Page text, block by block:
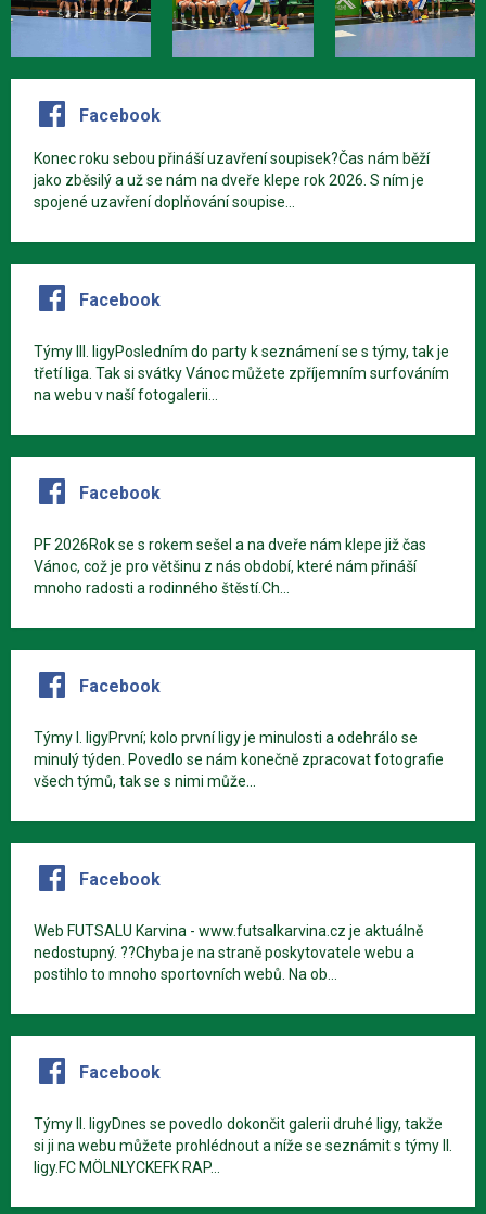
Facebook
Konec roku sebou přináší uzavření soupisek?Čas nám běží
jako zběsilý a už se nám na dveře klepe rok 2026. S ním je
spojené uzavření doplňování soupise...
Facebook
Týmy III. ligyPosledním do party k seznámení se s týmy, tak je
třetí liga. Tak si svátky Vánoc můžete zpříjemním surfováním
na webu v naší fotogalerii...
Facebook
PF 2026Rok se s rokem sešel a na dveře nám klepe již čas
Vánoc, což je pro většinu z nás období, které nám přináší
mnoho radosti a rodinného štěstí.Ch...
Facebook
Týmy I. ligyPrvní; kolo první ligy je minulosti a odehrálo se
minulý týden. Povedlo se nám konečně zpracovat fotografie
všech týmů, tak se s nimi může...
Facebook
Web FUTSALU Karvina - www.futsalkarvina.cz je aktuálně
nedostupný. ??Chyba je na straně poskytovatele webu a
postihlo to mnoho sportovních webů. Na ob...
Facebook
Týmy II. ligyDnes se povedlo dokončit galerii druhé ligy, takže
si ji na webu můžete prohlédnout a níže se seznámit s týmy II.
ligy.FC MÖLNLYCKEFK RAP...